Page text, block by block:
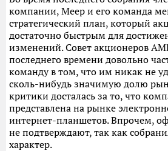
компании, Меер и его команда
стратегический план, который
достаточно быстрым для
изменений. Совет акционеров
последнего времени довольно
команду в том, что им никак не
сколь-нибудь значимую долю
критики досталась за то, что
представлена на рынке
интернет-планшетов. Впрочем,
не подтверждают, так как
характер.